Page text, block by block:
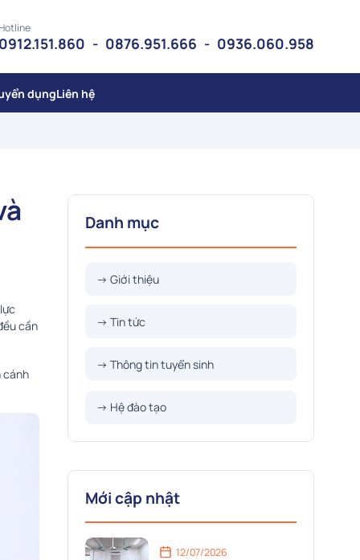
Hotline
0912.151.860 - 0876.951.666 - 0936.060.958
dụngLiên hệ
cần
cánh
Danh mục
→ Giới thiệu
→ Tin tức
→ Thông tin tuyển sinh
→ Hệ đào tạo
Mới cập nhật
12/07/2026